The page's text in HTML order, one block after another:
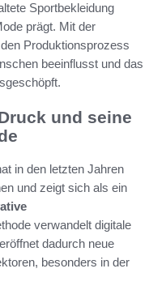
Sportbekleidung
prägt. Mit der
Produktionsprozess
beeinflusst und das
und seine
in den letzten Jahren
und zeigt sich als ein
verwandelt digitale
dadurch neue
besonders in der